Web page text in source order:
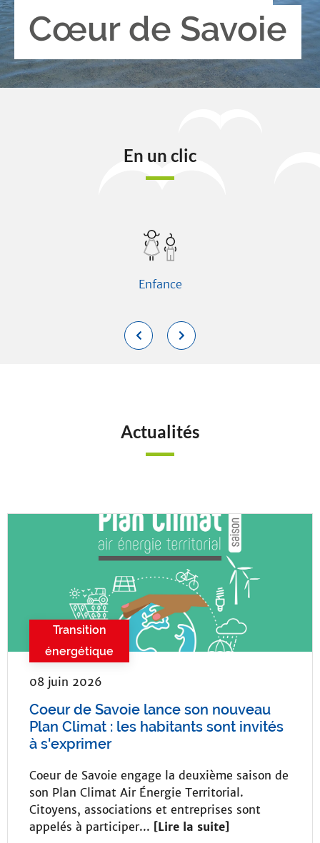
Cœur de Savoie
En un clic
Enfance
Actualités
Transition
énergétique
08 juin 2026
Coeur de Savoie lance son nouveau
Plan Climat : les habitants sont invités
à s'exprimer
Coeur de Savoie engage la deuxième saison de
son Plan Climat Air Énergie Territorial.
Citoyens, associations et entreprises sont
appelés à participer... [Lire la suite]